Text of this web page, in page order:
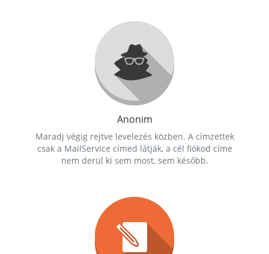
Anonim
Maradj végig rejtve levelezés közben. A címzettek
csak a MailService címed látják, a cél fiókod címe
nem derül ki sem most, sem később.